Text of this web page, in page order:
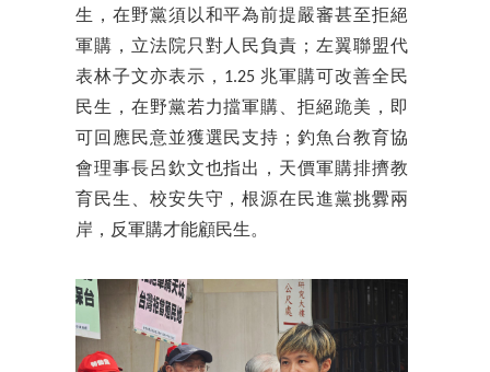
生，在野黨須以和平為前提嚴審甚至拒絕
軍購，立法院只對人民負責；左翼聯盟代
表林子文亦表示，1.25 兆軍購可改善全民
民生，在野黨若力擋軍購、拒絕跪美，即
可回應民意並獲選民支持；釣魚台教育協
會理事長呂欽文也指出，天價軍購排擠教
育民生、校安失守，根源在民進黨挑釁兩
岸，反軍購才能顧民生。